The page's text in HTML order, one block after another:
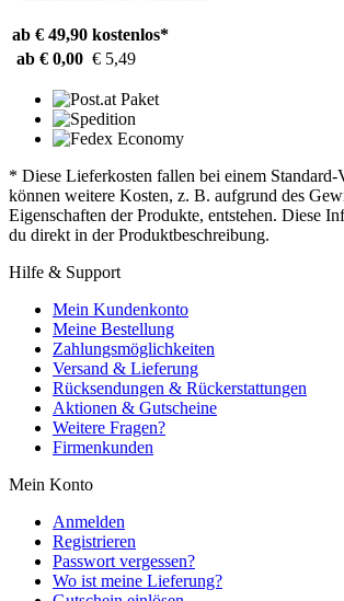
ab € 49,90 kostenlos*
ab € 0,00 € 5,49
* Diese Lieferkosten fallen bei einem Standard-
können weitere Kosten, z. B. aufgrund des
Eigenschaften der Produkte, entstehen. Diese
du direkt in der Produktbeschreibung.
Hilfe & Support
Mein Kundenkonto
Meine Bestellung
Zahlungsmöglichkeiten
Versand & Lieferung
Rücksendungen & Rückerstattungen
Aktionen & Gutscheine
Weitere Fragen?
Firmenkunden
Mein Konto
Anmelden
Registrieren
Passwort vergessen?
Wo ist meine Lieferung?